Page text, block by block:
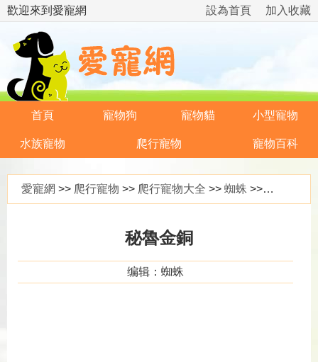
歡迎來到愛寵網 加入收藏
設為首頁
首頁 寵物狗 寵物貓 小型寵物
水族寵物 爬行寵物 寵物百科
愛寵網 >> 爬行寵物 >> 爬行寵物大全 >> 蜘蛛 >> 秘魯金銅
秘魯金銅
编辑：蜘蛛